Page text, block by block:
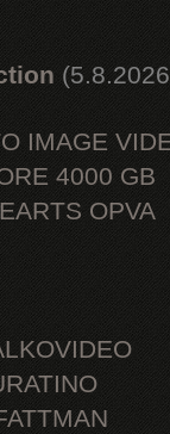
IMAGE
4000 GB
OPVA